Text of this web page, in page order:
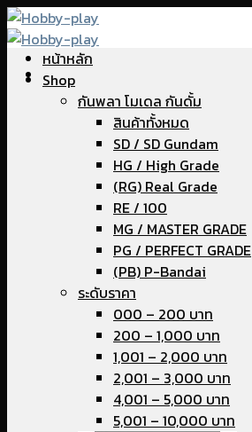
Skip
to
contentหน้าหลัก
Shop
กันพลา โมเดล กันดั้ม
สินค้าทั้งหมด
SD / SD Gundam
HG / High Grade
(RG) Real Grade
RE / 100
MG / MASTER GRADE
PG / PERFECT GRADE
(PB) P-Bandai
ระดับราคา
000 – 200 บาท
200 – 1,000 บาท
1,001 – 2,000 บาท
2,001 – 3,000 บาท
4,001 – 5,000 บาท
5,001 – 10,000 บาท